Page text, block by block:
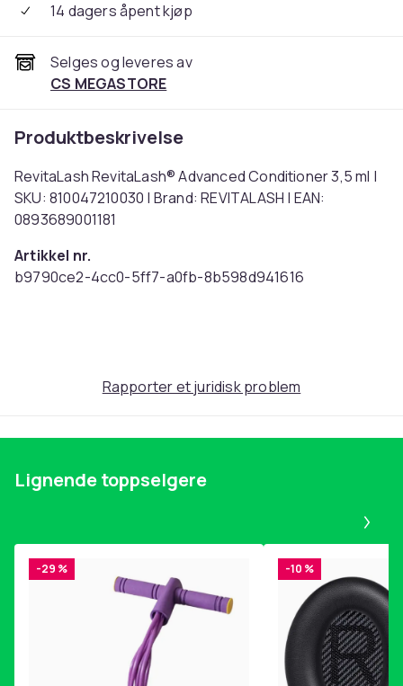
14 dagers åpent kjøp
Selges og leveres av
CS MEGASTORE
Produktbeskrivelse
RevitaLash RevitaLash® Advanced Conditioner 3,5 ml |
SKU: 810047210030 | Brand: REVITALASH | EAN:
0893689001181
Artikkel nr.
b9790ce2-4cc0-5ff7-a0fb-8b598d941616
Rapporter et juridisk problem
Lignende toppselgere
-29 % -10 %